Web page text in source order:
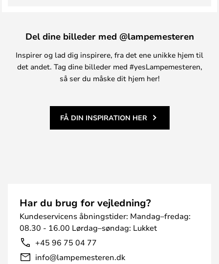
Del dine billeder med @lampemesteren
Inspirer og lad dig inspirere, fra det ene unikke hjem til
det andet. Tag dine billeder med #yesLampemesteren,
så ser du måske dit hjem her!
FÅ DIN INSPIRATION HER
Har du brug for vejledning?
Kundeservicens åbningstider: Mandag–fredag:
08.30 - 16.00 Lørdag–søndag: Lukket
+45 96 75 04 77
info@lampemesteren.dk